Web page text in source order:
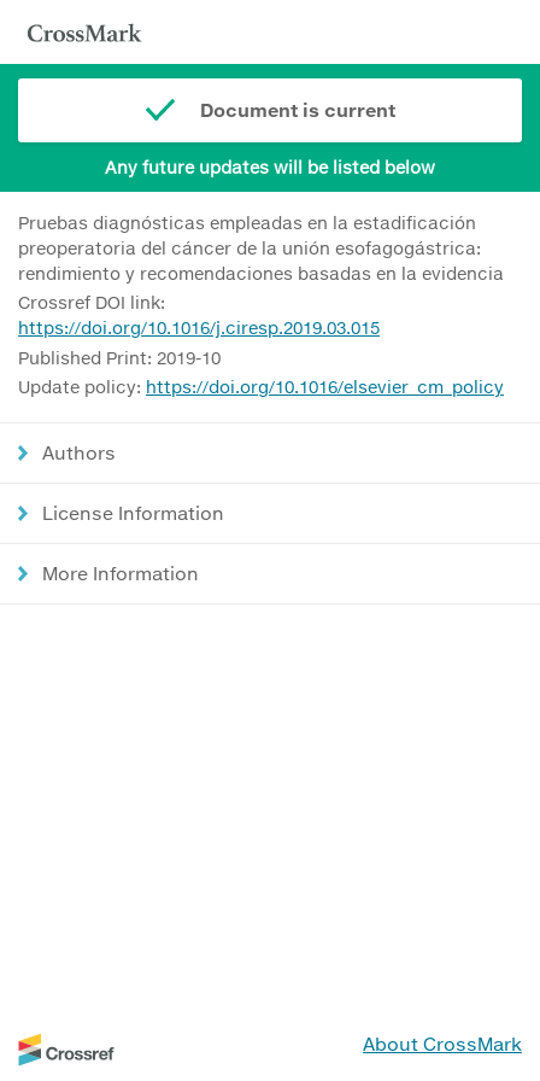
Document is current
Any future updates will be listed below
Pruebas diagnósticas empleadas en la estadificación
preoperatoria del cáncer de la unión esofagogástrica:
rendimiento y recomendaciones basadas en la evidencia
Crossref DOI link:
https://doi.org/10.1016/j.ciresp.2019.03.015
Published Print: 2019-10
Update policy: https://doi.org/10.1016/elsevier_cm_policy
Authors
License Information
More Information
About CrossMark